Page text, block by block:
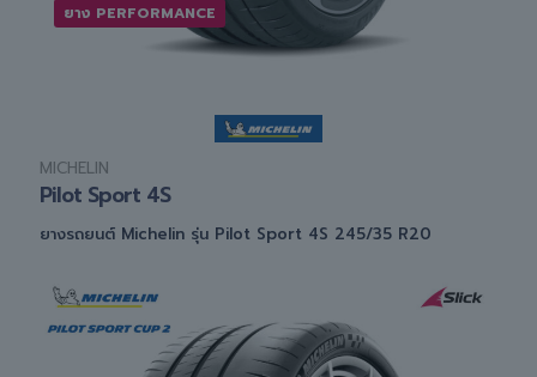
ยาง PERFORMANCE
MICHELIN
Pilot Sport 4S
ยางรถยนต์ Michelin รุ่น Pilot Sport 4S 245/35 R20